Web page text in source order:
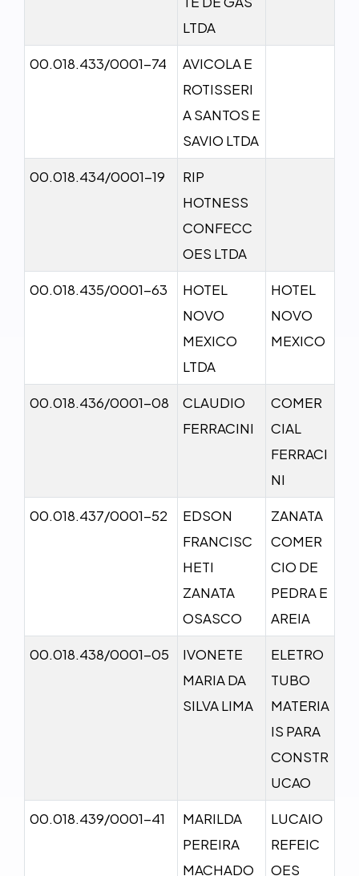
LTDA
00.018.433/0001-74
AVICOLA E
ROTISSERI
A SANTOS E
SAVIO LTDA
00.018.434/0001-19
RIP
HOTNESS
CONFECC
OES LTDA
00.018.435/0001-63
HOTEL
NOVO
MEXICO
LTDA
HOTEL
NOVO
MEXICO
00.018.436/0001-08
CLAUDIO
FERRACINI
COMER
CIAL
FERRACI
NI
00.018.437/0001-52
EDSON
FRANCISC
HETI
ZANATA
OSASCO
ZANATA
COMER
CIO DE
PEDRA E
AREIA
00.018.438/0001-05
IVONETE
MARIA DA
SILVA LIMA
ELETRO
TUBO
MATERIA
IS PARA
CONSTR
UCAO
00.018.439/0001-41
MARILDA
PEREIRA
MACHADO
LUCAIO
REFEIC
OES